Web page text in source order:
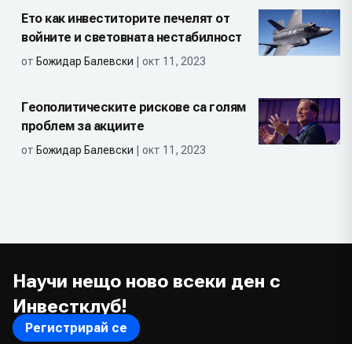
Ето как инвеститорите печелят от
войните и световната нестабилност
от Божидар Балевски | окт 11, 2023
Геополитическите рискове са голям
проблем за акциите
от Божидар Балевски | окт 11, 2023
Научи нещо ново всеки ден с
Инвестклуб!
Регистрирай се